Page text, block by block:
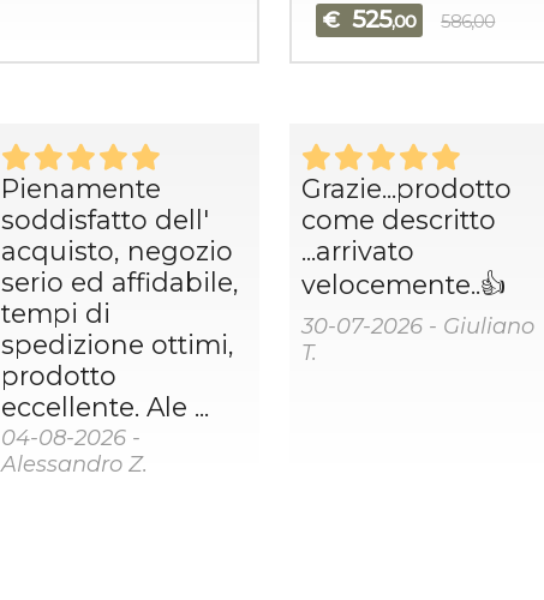
€ 525,00 586,00
Pienamente
soddisfatto dell'
acquisto, negozio
serio ed affidabile,
tempi di
spedizione ottimi,
prodotto
eccellente. Ale ...
04-08-2026 -
Alessandro Z.
Grazie...prodotto
come descritto
...arrivato
velocemente..👍
30-07-2026 - Giuliano
T.